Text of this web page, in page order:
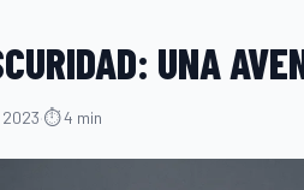
UNA
2023·⏱ 4 min